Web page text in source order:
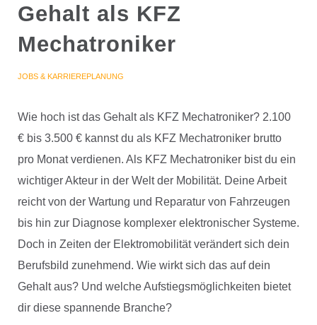
Gehalt als KFZ
Mechatroniker
JOBS & KARRIEREPLANUNG
Wie hoch ist das Gehalt als KFZ Mechatroniker? 2.100
€ bis 3.500 € kannst du als KFZ Mechatroniker brutto
pro Monat verdienen. Als KFZ Mechatroniker bist du ein
wichtiger Akteur in der Welt der Mobilität. Deine Arbeit
reicht von der Wartung und Reparatur von Fahrzeugen
bis hin zur Diagnose komplexer elektronischer Systeme.
Doch in Zeiten der Elektromobilität verändert sich dein
Berufsbild zunehmend. Wie wirkt sich das auf dein
Gehalt aus? Und welche Aufstiegsmöglichkeiten bietet
dir diese spannende Branche?